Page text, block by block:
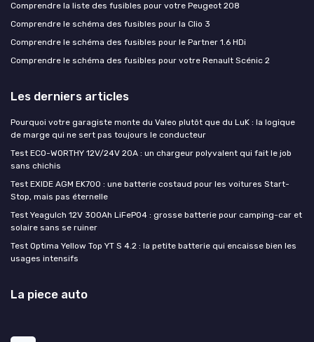
Comprendre la liste des fusibles pour votre Peugeot 208
Comprendre le schéma des fusibles pour la Clio 3
Comprendre le schéma des fusibles pour le Partner 1.6 HDi
Comprendre le schéma des fusibles pour votre Renault Scénic 2
Les derniers articles
Pourquoi votre garagiste monte du Valeo plutôt que du LuK : la logique
de marge qui ne sert pas toujours le conducteur
Test ECO-WORTHY 12V/24V 20A : un chargeur polyvalent qui fait le job
sans chichis
Test EXIDE AGM EK700 : une batterie costaud pour les voitures Start-
Stop, mais pas éternelle
Test Yeagulch 12V 300Ah LiFePO4 : grosse batterie pour camping-car et
solaire sans se ruiner
Test Optima Yellow Top YT S 4.2 : la petite batterie qui encaisse bien les
usages intensifs
La piece auto